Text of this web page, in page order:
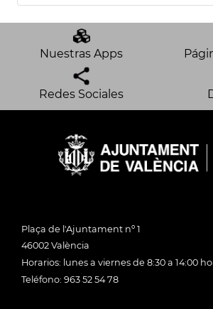
Nuestras Apps
Redes Sociales
Plaça de l'Ajuntament nº 1
46002 València
Horarios: lunes a viernes de 8:30 a 14:00
Teléfono: 963 52 54 78